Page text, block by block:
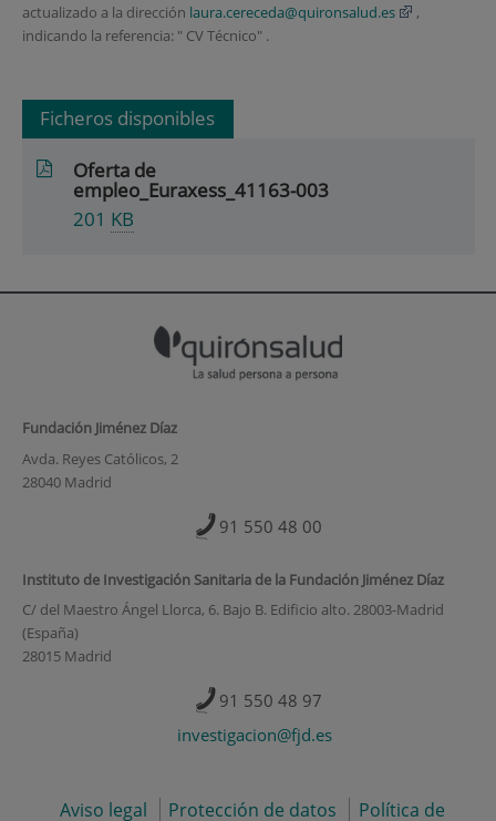
actualizado a la dirección laura.cereceda@quironsalud.es
,
indicando la referencia: " CV Técnico" .
Ficheros disponibles
Oferta de
empleo_Euraxess_41163-003
201 KB
Fundación Jiménez Díaz
Avda. Reyes Católicos, 2
28040 Madrid
91 550 48 00
Instituto de Investigación Sanitaria de la Fundación Jiménez Díaz
C/ del Maestro Ángel Llorca, 6. Bajo B. Edificio alto. 28003-Madrid
(España)
28015 Madrid
91 550 48 97
investigacion@fjd.es
Aviso legal Protección de datos Política de